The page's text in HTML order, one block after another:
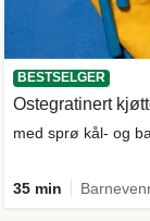
BESTSELGER
Ostegratinert
med sprø kål- og
35 min